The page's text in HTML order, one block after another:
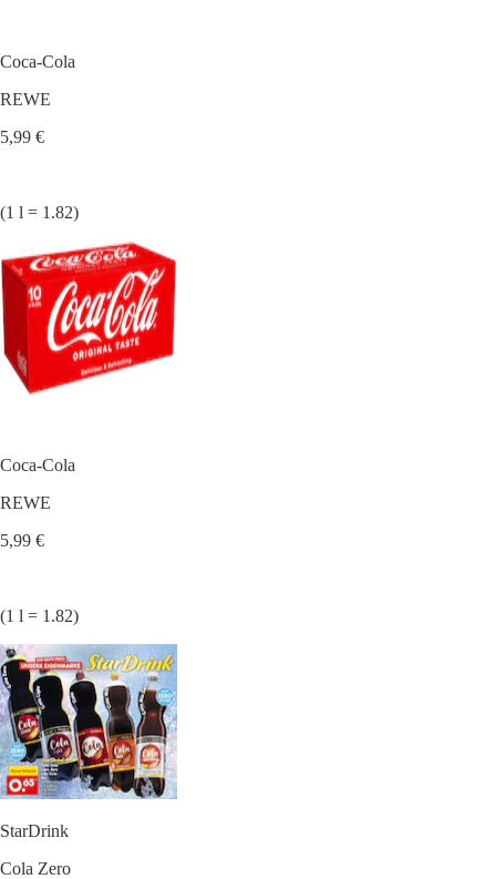
Coca-Cola
REWE
5,99 €
(1 l = 1.82)
Coca-Cola
REWE
5,99 €
(1 l = 1.82)
StarDrink
Cola Zero